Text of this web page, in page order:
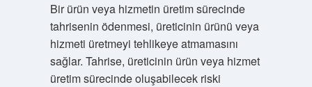
Bir ürün veya hizmetin üretim sürecinde
tahrisenin ödenmesi, üreticinin ürünü veya
hizmeti üretmeyi tehlikeye atmamasını
sağlar. Tahrise, üreticinin ürün veya hizmet
üretim sürecinde oluşabilecek riski